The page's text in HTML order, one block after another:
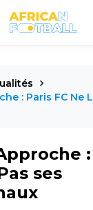
: Paris FC Ne
ses